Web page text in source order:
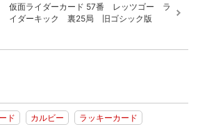
仮面ライダーカード 57番 レッツゴー ラ
イダーキック 裏25局 旧ゴシック版
ド カルビー
ラッキーカード